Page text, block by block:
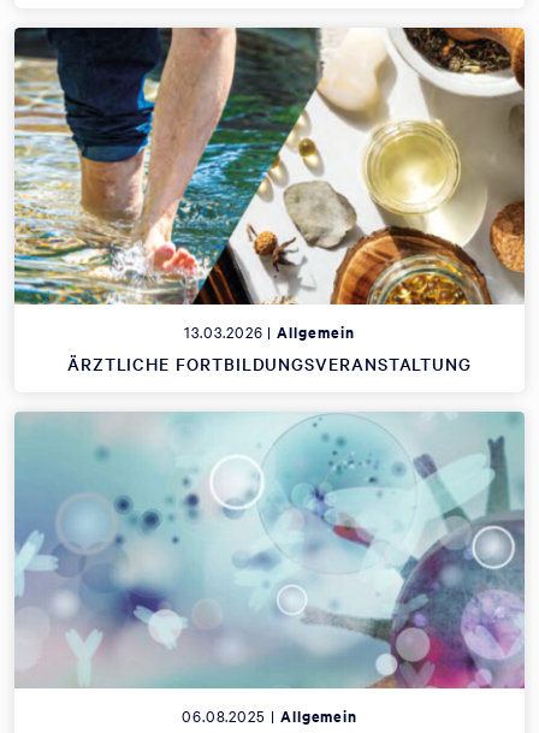
13.03.2026 |Allgemein
ÄRZTLICHE FORTBILDUNGSVERANSTALTUNG
06.08.2025 | Allgemein